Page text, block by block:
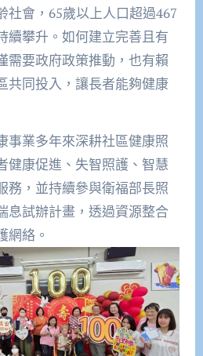
社會，65歲以上人口超過467
續攀升。如何建立完善且有
需要政府政策推動，也有賴
共同投入，讓長者能夠健康
事業多年來深耕社區健康照
健康促進、失智照護、智慧
務，並持續參與衛福部長照
息試辦計畫，透過資源整合
網絡。